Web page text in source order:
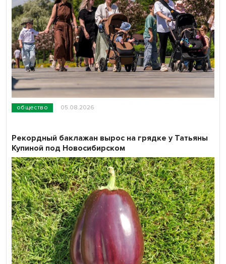
общество 05.08.2026
Рекордный баклажан вырос на грядке у Татьяны
Купиной под Новосибирском